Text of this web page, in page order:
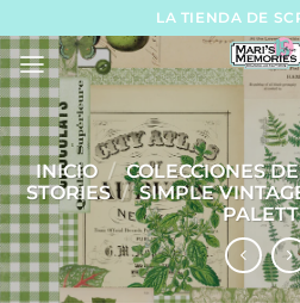
to
content
LA TIENDA DE
INICIO / COLECCIONES
STORIES / SIMPLE